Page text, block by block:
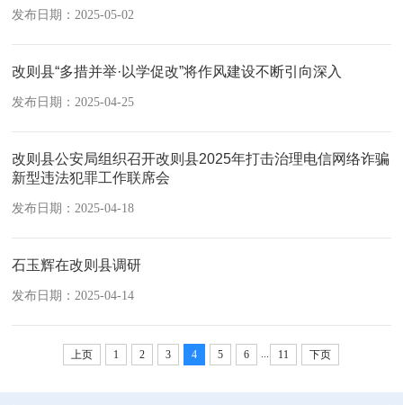
发布日期：2025-05-02
改则县“多措并举·以学促改”将作风建设不断引向深入
发布日期：2025-04-25
改则县公安局组织召开改则县2025年打击治理电信网络诈骗
新型违法犯罪工作联席会
发布日期：2025-04-18
石玉辉在改则县调研
发布日期：2025-04-14
上页 1 2 3 4 5 6 11 下页